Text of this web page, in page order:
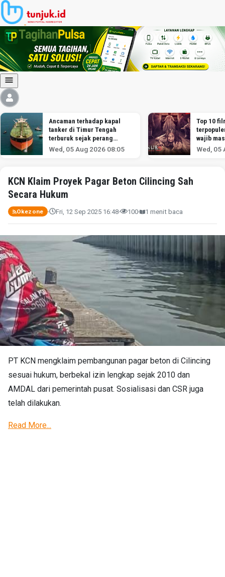
Ancaman terhadap kapal
tanker di Timur Tengah
terburuk sejak perang
melawan Iran dimulai,
menurut analis
Wed, 05 Aug 2026 08:05
Top 10
wajib
Wed, 05
KCN Klaim Proyek Pagar Beton Cilincing Sah
Secara Hukum
Okezone Fri, 12 Sep 2025 16:48 100 1 menit baca
PT KCN mengklaim pembangunan pagar beton di Cilincing
sesuai hukum, berbekal izin lengkap sejak 2010 dan
AMDAL dari pemerintah pusat. Sosialisasi dan CSR juga
telah dilakukan.
Read More...